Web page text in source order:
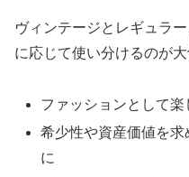
ヴィンテージとレギュラ
に応じて使い分けるのが大
ファッションとして
希少性や資産価値を
に